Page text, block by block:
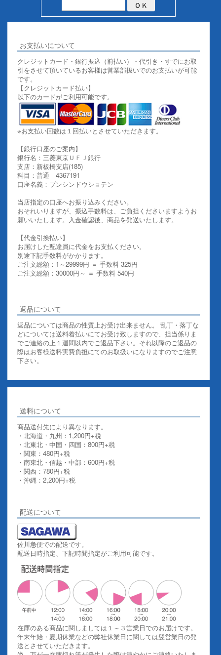
お支払いについて
クレジットカード・銀行振込（前払い）・代引き・すでにお取
引をさせて頂いているお客様は営業部扱いでのお支払いが可能
です。
【クレジットカード払い】
以下のカードがご利用可能です。
※お支払い回数は１回払いとさせていただきます。
【銀行口座のご案内】
銀行名：三菱東京ＵＦＪ銀行
支店：新板橋支店(185)
科目：普通 4367191
口座名義：ブンシンドウショテン
当店指定の口座へお振り込みください。
おそれいりますが、振込手数料は、ご負担くださいますようお
願いいたします。入金確認後、商品を発送いたします。
【代金引換払い】
お届けした配達員に代金をお支払ください。
別途下記手数料がかかります。
ご注文総額：1～29999円 ＝ 手数料 325円
ご注文総額：30000円～ ＝ 手数料 540円
返品について
返品については商品の性質上お受け出来ません。 乱丁・落丁な
どについては送料着払いにてお受け致しますので、担当係りま
でご連絡の上１週間以内でご返品下さい。それ以降のご返品の
際はお客様送料実費負担にてのお取扱いになりますのでご注意
下さい。
送料について
商品送付先により異なります。
・北海道・九州：1,200円+税
・北東北・中国・四国：800円+税
・関東：480円+税
・南東北・信越・中部：600円+税
・関西：780円+税
・沖縄：2,200円+税
配送について
佐川急便での配送です。
配送日時指定、下記時間指定がご利用可能です。
在庫のある商品に関しましては１～３営業日でのお届けです。
年末年始・夏期休業などの弊社休業日に関しては翌営業日の発
送とさせていただきます。